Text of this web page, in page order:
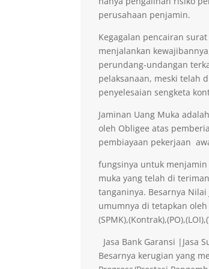
perusahaan penjamin.
Kegagalan pencairan
menjalankan
perundang-undangan
pelaksanaan, meski telah
penyelesaian sengketa
Jaminan Uang Muka
oleh Obligee atas
pembiayaan pekerjaan
fungsinya untuk
muka yang telah di
tanganinya. Besarnya
umumnya di tetapkan
Jasa Bank Garansi |Jasa
Besarnya kerugian yang